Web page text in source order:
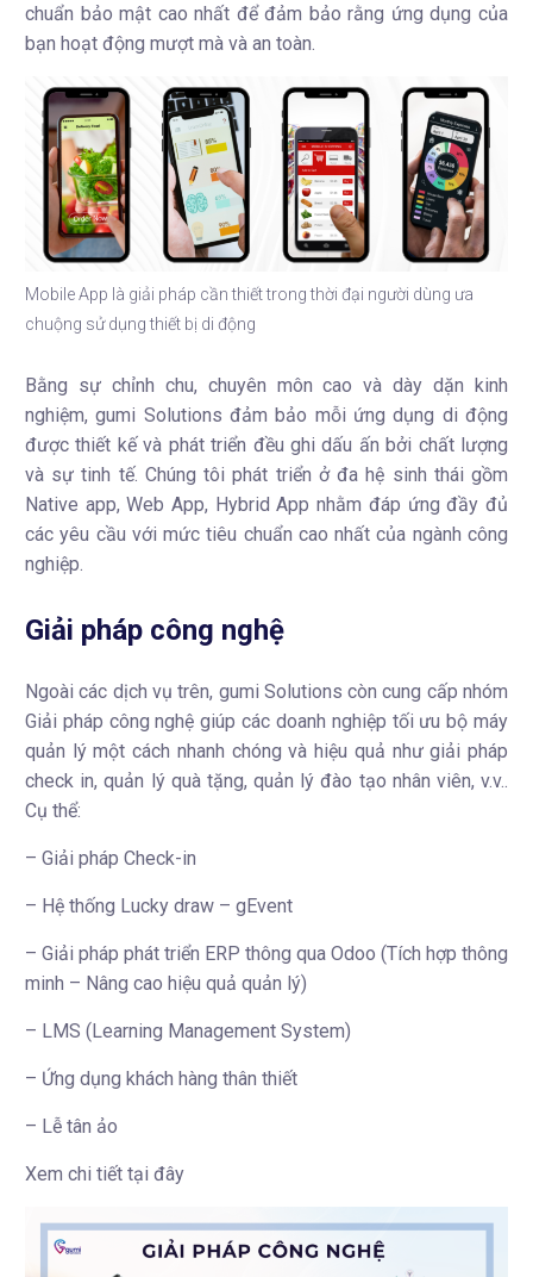
chuẩn bảo mật cao nhất để đảm bảo rằng ứng dụng của
bạn hoạt động mượt mà và an toàn.
Mobile App là giải pháp cần thiết trong thời đại người dùng ưa
chuộng sử dụng thiết bị di động
Bằng sự chỉnh chu, chuyên môn cao và dày dặn kinh
nghiệm, gumi Solutions đảm bảo mỗi ứng dụng di động
được thiết kế và phát triển đều ghi dấu ấn bởi chất lượng
và sự tinh tế. Chúng tôi phát triển ở đa hệ sinh thái gồm
Native app, Web App, Hybrid App nhằm đáp ứng đầy đủ
các yêu cầu với mức tiêu chuẩn cao nhất của ngành công
nghiệp.
Giải pháp công nghệ
Ngoài các dịch vụ trên, gumi Solutions còn cung cấp nhóm
Giải pháp công nghệ giúp các doanh nghiệp tối ưu bộ máy
quản lý một cách nhanh chóng và hiệu quả như giải pháp
check in, quản lý quà tặng, quản lý đào tạo nhân viên, v.v..
Cụ thể:
– Giải pháp Check-in
– Hệ thống Lucky draw – gEvent
– Giải pháp phát triển ERP thông qua Odoo (Tích hợp thông
minh – Nâng cao hiệu quả quản lý)
– LMS (Learning Management System)
– Ứng dụng khách hàng thân thiết
– Lễ tân ảo
Xem chi tiết tại đây